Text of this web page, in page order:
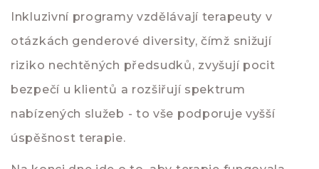
Inkluzivní programy vzdělávají terapeuty v
otázkách genderové diversity, čímž snižují
riziko nechtěných předsudků, zvyšují pocit
bezpečí u klientů a rozšiřují spektrum
nabízených služeb - to vše podporuje vyšší
úspěšnost terapie.